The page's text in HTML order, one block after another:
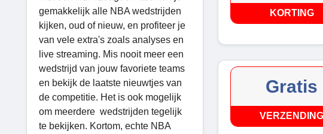
gemakkelijk alle NBA wedstrijden
kijken, oud of nieuw, en profiteer je
van vele extra's zoals analyses en
live streaming. Mis nooit meer een
wedstrijd van jouw favoriete teams
en bekijk de laatste nieuwtjes van
de competitie. Het is ook mogelijk
om meerdere wedstrijden tegelijk
te bekijken. Kortom, echte NBA
KORTING
Gratis
VERZENDING